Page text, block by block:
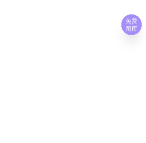
免费
图库